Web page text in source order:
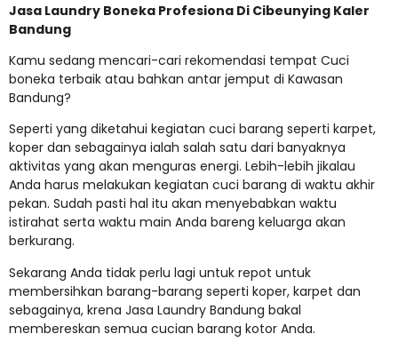
Jasa Laundry Boneka Profesiona Di Cibeunying Kaler
Bandung
Kamu sedang mencari-cari rekomendasi tempat Cuci
boneka terbaik atau bahkan antar jemput di Kawasan
Bandung?
Seperti yang diketahui kegiatan cuci barang seperti karpet,
koper dan sebagainya ialah salah satu dari banyaknya
aktivitas yang akan menguras energi. Lebih-lebih jikalau
Anda harus melakukan kegiatan cuci barang di waktu akhir
pekan. Sudah pasti hal itu akan menyebabkan waktu
istirahat serta waktu main Anda bareng keluarga akan
berkurang.
Sekarang Anda tidak perlu lagi untuk repot untuk
membersihkan barang-barang seperti koper, karpet dan
sebagainya, krena Jasa Laundry Bandung bakal
membereskan semua cucian barang kotor Anda.